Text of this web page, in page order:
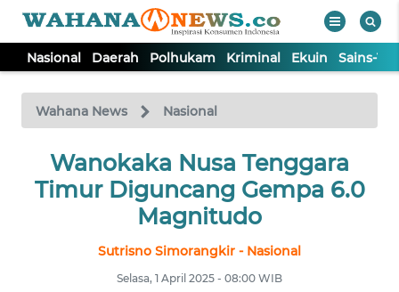
Nasional Daerah Polhukam Kriminal Ekuin Sains-
Wahana News Nasional
Wanokaka Nusa Tenggara
Timur Diguncang Gempa 6.0
Magnitudo
Sutrisno Simorangkir - Nasional
Selasa, 1 April 2025 - 08:00 WIB
TV
Tutup
NASIONAL